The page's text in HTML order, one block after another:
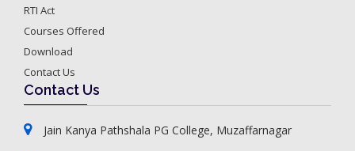
RTI Act
Courses Offered
Download
Contact Us
Contact Us
Jain Kanya Pathshala PG College, Muzaffarnagar